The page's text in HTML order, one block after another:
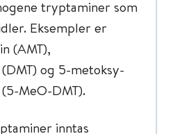
tryptaminer som
Eksempler er
(AMT),
og 5-metoksy-
MeO-DMT).
inntas